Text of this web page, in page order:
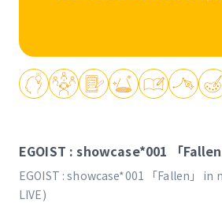
EGOIST : showcase*001 「
EGOIST : showcase*001 「Fallen」 in
LIVE)